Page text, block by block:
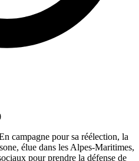
campagne pour sa réélection, la
élue dans les Alpes-Maritimes,
pour prendre la défense de